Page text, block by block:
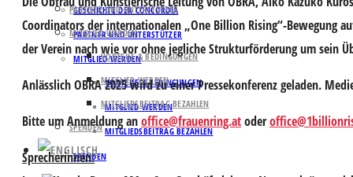
GESCHICHTE DER CONCORDIA
PARTNER UND UNTERSTÜTZER
MITGLIED WERDEN
VORTEILE & BEDINGUNGEN
MITGLIED WERDEN
MITGLIEDSBEITRAG BEZAHLEN
SPENDEN
PARTNER UND UNTERSTÜTZER
MITGLIED WERDEN
VORTEILE & BEDINGUNGEN
MITGLIED WERDEN
MITGLIEDSBEITRAG BEZAHLEN
SPENDEN
Coordinators der internationalen „One Billion Rising“-Bewegung
der Verein nach wie vor ohne jegliche Strukturförderung um sein
Anlässlich OBRA 2025 wird zu einer Pressekonferenz geladen.
Bitte umAnmeldung anoffice@frauenring.atoder
Sprecherinnen: